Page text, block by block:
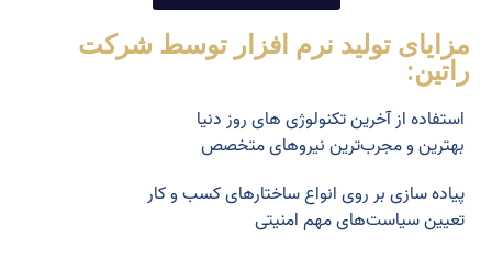
مزایای تولید نرم افزار توسط شرکت
راتین:
استفاده از آخرین تکنولوژی های روز دنیا
بهترین و مجرب‌ترین نیروهای متخصص
پیاده سازی بر روی انواع ساختارهای کسب و کار
تعیین سیاست‌های مهم امنیتی